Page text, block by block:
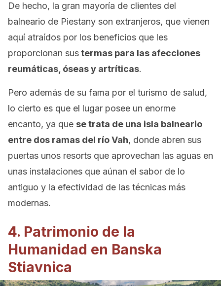
De hecho, la gran mayoría de clientes del
balneario de Piestany son extranjeros, que vienen
aquí atraídos por los beneficios que les
proporcionan sustermas para las afecciones
reumáticas, óseas y artríticas.
Pero además de su fama por el turismo de salud,
lo cierto es que el lugar posee un enorme
encanto, ya que se trata de una isla balneario
entre dos ramas del río Vah, donde abren sus
puertas unos resorts que aprovechan las aguas en
unas instalaciones que aúnan el sabor de lo
antiguo y la efectividad de las técnicas más
modernas.
4. Patrimonio de la
Humanidad en Banska
Stiavnica